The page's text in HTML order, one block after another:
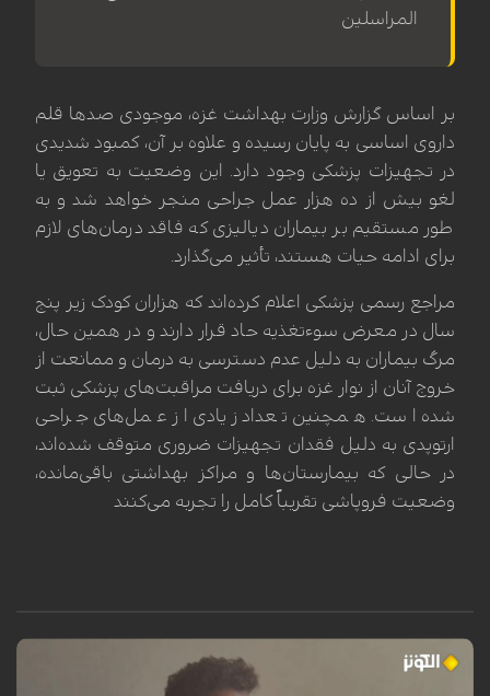
المراسلین
بر اساس گزارش وزارت بهداشت غزه، موجودی صدها قلم
داروی اساسی به پایان رسیده و علاوه بر آن، کمبود شدیدی
در تجهیزات پزشکی وجود دارد. این وضعیت به تعویق یا
لغو بیش از ده هزار عمل جراحی منجر خواهد شد و به
طور مستقیم بر بیماران دیالیزی که فاقد درمان‌های لازم
برای ادامه حیات هستند، تأثیر می‌گذارد.
مراجع رسمی پزشکی اعلام کرده‌اند که هزاران کودک زیر پنج
سال در معرض سوءتغذیه حاد قرار دارند و در همین حال،
مرگ بیماران به دلیل عدم دسترسی به درمان و ممانعت از
خروج آنان از نوار غزه برای دریافت مراقبت‌های پزشکی ثبت
شده است. همچنین تعداد زیادی از عمل‌های جراحی
ارتوپدی به دلیل فقدان تجهیزات ضروری متوقف شده‌اند،
در حالی که بیمارستان‌ها و مراکز بهداشتی باقی‌مانده،
وضعیت فروپاشی تقریباً کامل را تجربه می‌کنند